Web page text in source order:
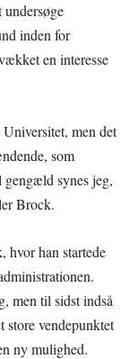
inden for
en interesse
men det
som
synes jeg,
Brock.
hvor han startede
men til sidst indså
store vendepunktet
ny mulighed.